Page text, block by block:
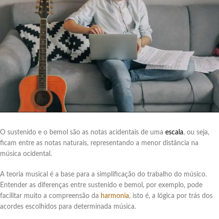
O sustenido e o bemol são as notas acidentais de uma escala, ou seja,
ficam entre as notas naturais, representando a menor distância na
música ocidental.
A teoria musical é a base para a simplificação do trabalho do músico.
Entender as diferenças entre sustenido e bemol, por exemplo, pode
facilitar muito a compreensão da harmonia, isto é, a lógica por trás dos
acordes escolhidos para determinada música.